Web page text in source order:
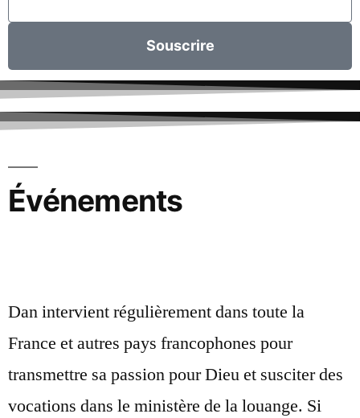
Souscrire
Événements
Dan intervient régulièrement dans toute la
France et autres pays francophones pour
transmettre sa passion pour Dieu et susciter des
vocations dans le ministère de la louange. Si